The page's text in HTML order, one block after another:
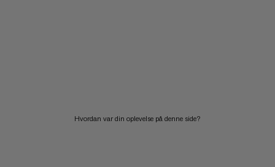
Hvordan var din oplevelse på denne side?